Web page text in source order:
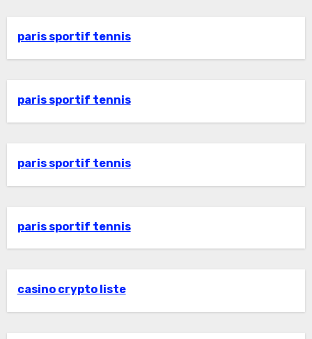
paris sportif tennis
paris sportif tennis
paris sportif tennis
paris sportif tennis
casino crypto liste